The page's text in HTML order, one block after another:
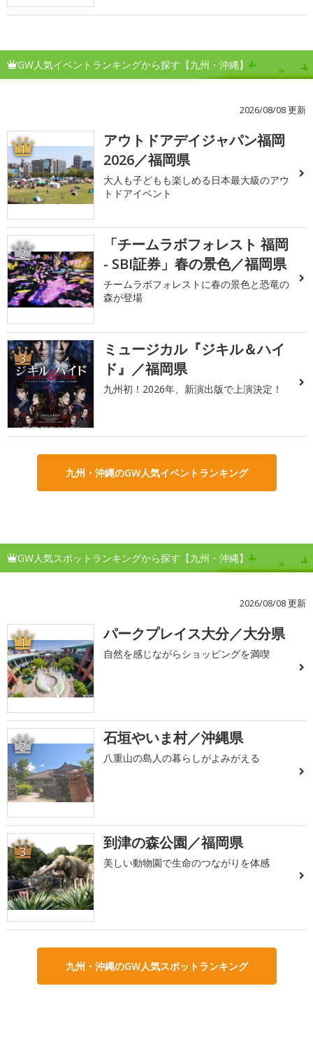
GW人気イベントランキングから探す【九州・沖縄】
2026/08/08 更新
1
アウトドアデイジャパン福岡
2026／福岡県
大人も子どもも楽しめる日本最大級のアウ
トドアイベント
2
「チームラボフォレスト 福岡
- SBI証券」春の景色／福岡県
チームラボフォレストに春の景色と恐竜の
森が登場
3
ミュージカル『ジキル＆ハイ
ド』／福岡県
九州初！2026年、新演出版で上演決定！
九州・沖縄のGW人気イベントランキング
GW人気スポットランキングから探す【九州・沖縄】
2026/08/08 更新
1 パークプレイス大分／大分県
自然を感じながらショッピングを満喫
2 石垣やいま村／沖縄県
八重山の島人の暮らしがよみがえる
3 到津の森公園／福岡県
美しい動物園で生命のつながりを体感
九州・沖縄のGW人気スポットランキング